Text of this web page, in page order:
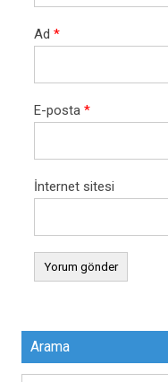
Ad *
E-posta *
İnternet sitesi
Arama